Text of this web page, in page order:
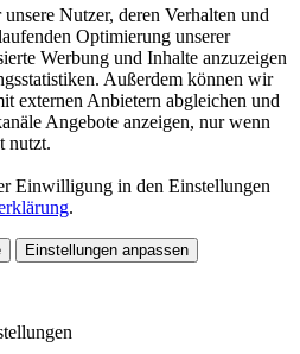
Nutzer, deren Verhalten und
Optimierung unserer
Werbung und Inhalte anzuzeigen
Außerdem können wir
externen Anbietern abgleichen und
Angebote anzeigen, nur wenn
nutzt.
Einwilligung in den Einstellungen
.
Einstellungen anpassen